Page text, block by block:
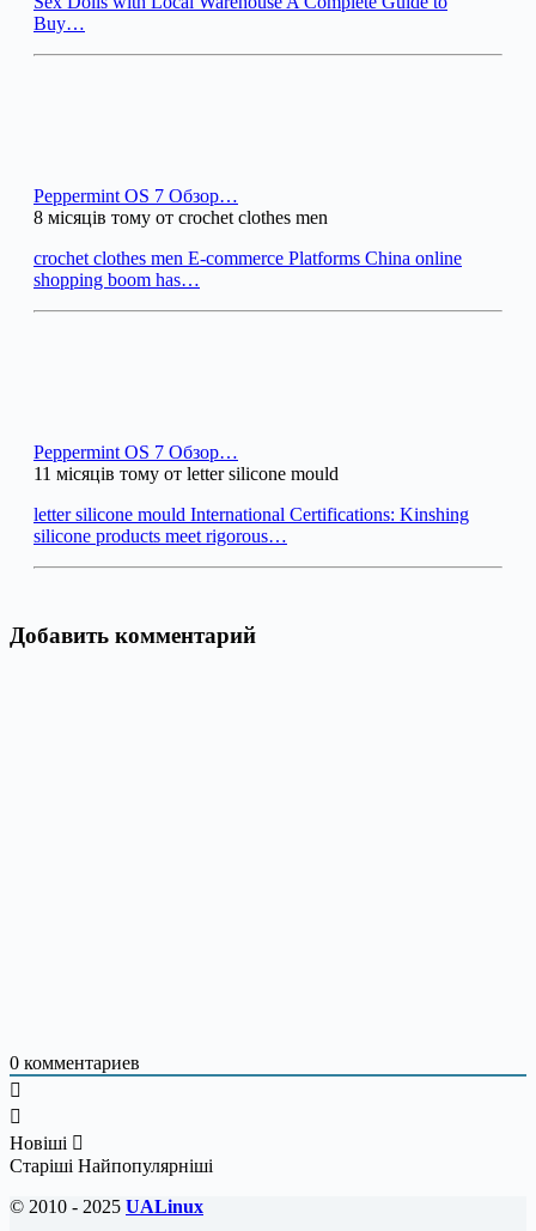
Buy…
Peppermint OS 7 Обзор…
8 місяців тому от crochet clothes men
crochet clothes men E-commerce Platforms China online
shopping boom has…
Peppermint OS 7 Обзор…
11 місяців тому от letter silicone mould
letter silicone mould International Certifications: Kinshing
silicone products meet rigorous…
Добавить комментарий
0 комментариев
Новіші
Старіші Найпопулярніші
© 2010 - 2025 UALinux